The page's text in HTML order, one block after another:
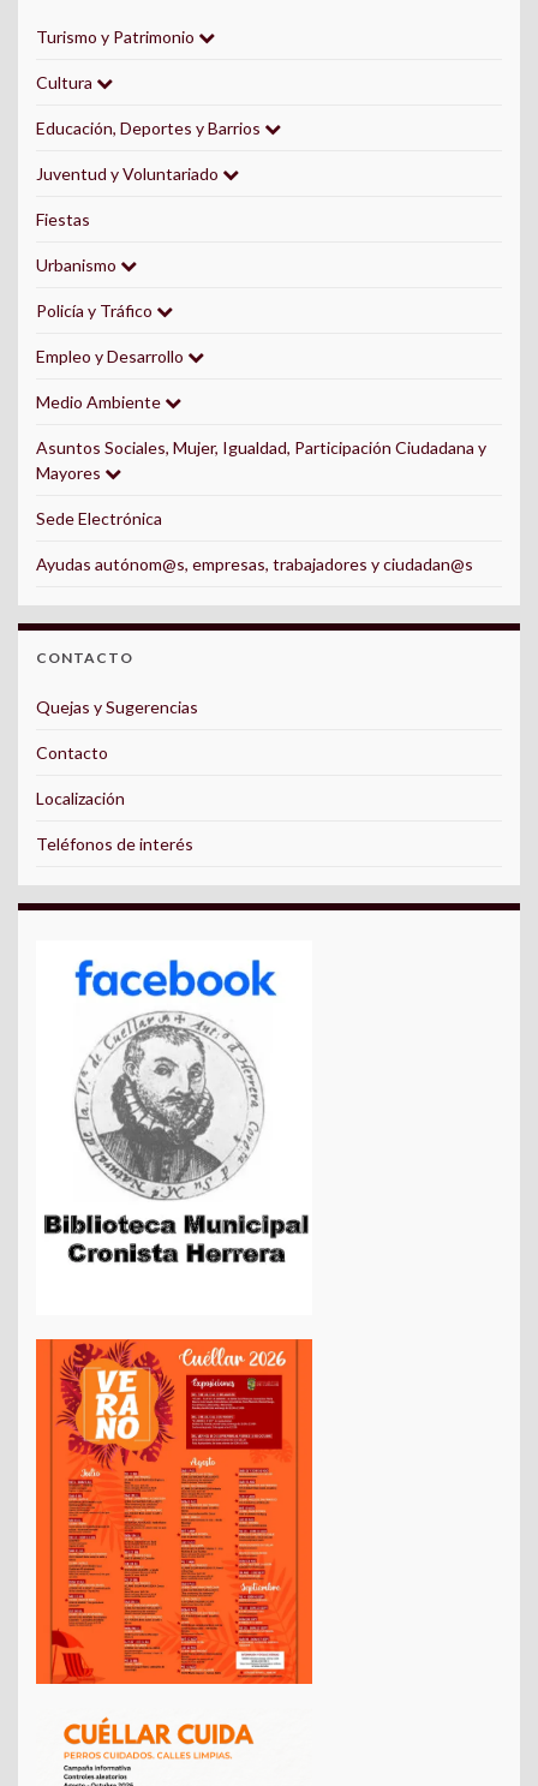
Turismo y Patrimonio
Cultura
Educación, Deportes y Barrios
Juventud y Voluntariado
Fiestas
Urbanismo
Policía y Tráfico
Empleo y Desarrollo
Medio Ambiente
Asuntos Sociales, Mujer, Igualdad, Participación Ciudadana y
Mayores
Sede Electrónica
Ayudas autónom@s, empresas, trabajadores y ciudadan@s
CONTACTO
Quejas y Sugerencias
Contacto
Localización
Teléfonos de interés